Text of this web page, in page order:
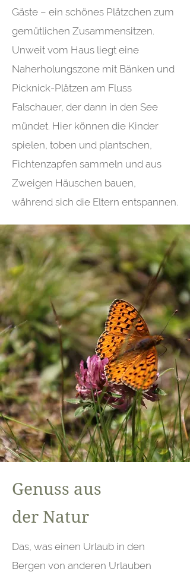
Gäste – ein schönes Plätzchen zum
gemütlichen Zusammensitzen.
Unweit vom Haus liegt eine
Naherholungszone mit Bänken und
Picknick-Plätzen am Fluss
Falschauer, der dann in den See
mündet. Hier können die Kinder
spielen, toben und plantschen,
Fichtenzapfen sammeln und aus
Zweigen Häuschen bauen,
während sich die Eltern entspannen.
Genuss aus
der Natur
Das, was einen Urlaub in den
Bergen von anderen Urlauben